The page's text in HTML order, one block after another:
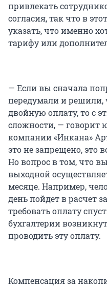
привлекать
согласия, так что в
указать, что именно
тарифу или
— Если вы сначала
передумали и решили,
двойную оплату, то с
сложности, — говорит
компании «Инкана»
это не запрещено, это
Но вопрос в том, что
выходной
месяце. Например,
день пойдет в расчет
требовать оплату
бухгалтерии
проводить эту оплату.
Компенсация за